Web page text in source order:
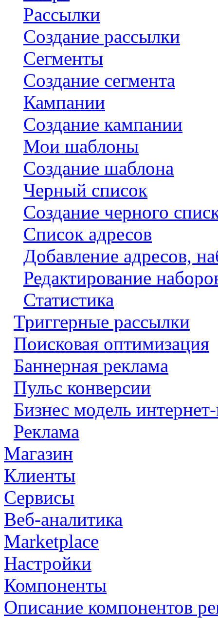
Рассылки
Создание рассылки
Сегменты
Создание сегмента
Кампании
Создание кампании
Мои шаблоны
Создание шаблона
Черный список
Создание черного
Список адресов
Добавление адресов,
Редактирование
Статистика
Триггерные рассылки
Поисковая оптимизация
Баннерная реклама
Пульс конверсии
Бизнес модель
Реклама
Магазин
Клиенты
Сервисы
Веб-аналитика
Marketplace
Настройки
Компоненты
Описание компонентов